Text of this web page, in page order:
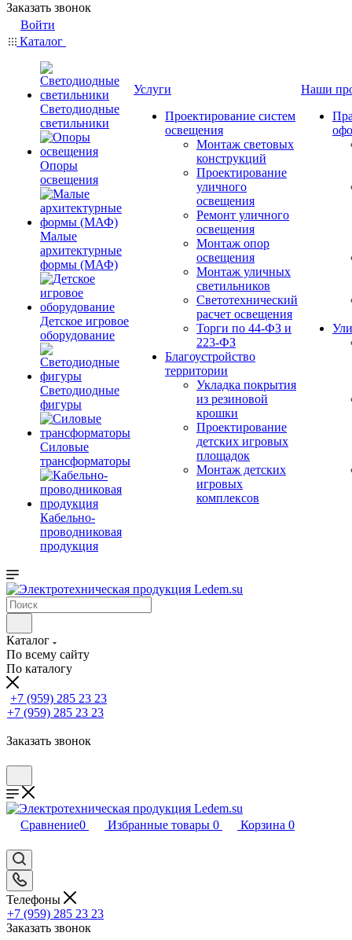
Заказать звонок
Войти
Каталог
Светодиодные
светильники
Опоры
освещения
Малые
архитектурные
формы (МАФ)
Детское игровое
оборудование
Светодиодные
фигуры
Силовые
трансформаторы
Кабельно-
проводниковая
продукция
Услуги
Проектирование систем
освещения
Монтаж световых
конструкций
Проектирование
уличного
освещения
Ремонт уличного
освещения
Монтаж опор
освещения
Монтаж уличных
светильников
Светотехнический
расчет освещения
Торги по 44-ФЗ и
223-ФЗ
Благоустройство
территории
Укладка покрытия
из резиновой
крошки
Проектирование
детских игровых
площадок
Монтаж детских
игровых
комплексов
Наши
Каталог
По всему сайту
По каталогу
+7 (959) 285 23 23
+7 (959) 285 23 23
Заказать звонок
Сравнение0 Избранные товары 0 Корзина 0
Телефоны
+7 (959) 285 23 23
Заказать звонок